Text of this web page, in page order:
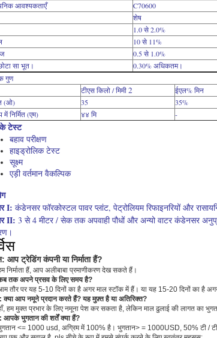
आवश्यकताएँ C70600
शेष
1.0 से 2.0%
10 से 11%
0.5 से 1.0%
सा भूत।
0.30% अधिकतम।
गुण
टीएस किलो / मिमी2 ईएल% मिन
(ओ)
35 35%
निर्मित (एम)
४४ मि -
टेस्ट
बहाव परीक्षण
हाइड्रोलिक टेस्ट
सूक्ष्म
एड़ी वर्तमान वैकल्पिक
I: कंडेनसर फॉरकोस्टल पावर प्लांट, पेट्रोलियम रिफाइनरियों और
II: 3 से 4 मीटर / सेक तक अपवाही पौधों और अन्यो वाटर कंडेनसर
आप ट्रेडिंग कंपनी या निर्माता हैं?
निर्माता हैं, आप अलीबाबा प्रमाणीकरण देख सकते हैं।
तक अपने प्रसव के लिए समय है?
तौर पर यह 5-10 दिनों का है अगर माल स्टॉक में हैं। या यह 15-20 दिनों का है
क्या आप नमूने प्रदान करते हैं? यह मुफ़्त है या अतिरिक्त?
हम मुक्त प्रभार के लिए नमूना पेश कर सकता है, लेकिन माल ढुलाई की लागत का
आपके भुगतान की शर्तें क्या हैं?
<= 1000 usd, अग्रिम में 100% है। भुगतान> = 1000USD, 50% टी /